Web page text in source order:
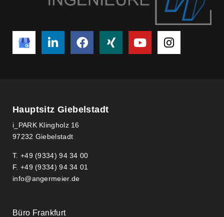
Hauptsitz Giebelstadt
i_PARK Klingholz 16
97232 Giebelstadt
T. +49 (9334) 94 34 00
F. +49 (9334) 94 34 01
info@angermeier.de
Büro Frankfurt